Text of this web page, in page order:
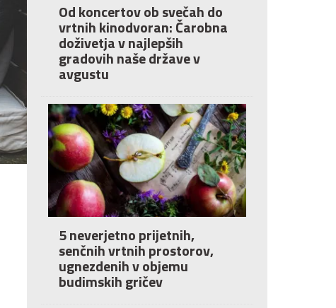
Od koncertov ob svečah do
vrtnih kinodvoran: Čarobna
doživetja v najlepših
gradovih naše države v
avgustu
5 neverjetno prijetnih,
senčnih vrtnih prostorov,
ugnezdenih v objemu
budimskih gričev